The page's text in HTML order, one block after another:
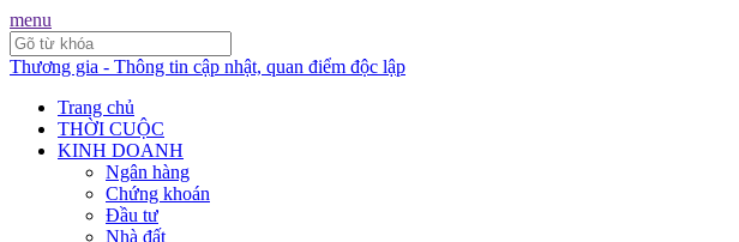
menu
Thương gia - Thông tin cập nhật, quan điểm độc lập
Trang chủ
THỜI CUỘC
KINH DOANH
Ngân hàng
Chứng khoán
Đầu tư
Nhà đất